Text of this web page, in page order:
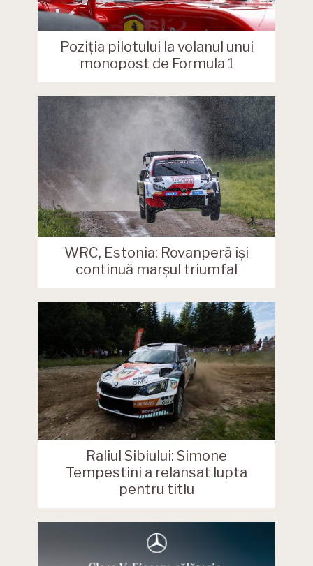
Poziția pilotului la volanul unui
monopost de Formula 1
WRC, Estonia: Rovanperä își
continuă marșul triumfal
Raliul Sibiului: Simone
Tempestini a relansat lupta
pentru titlu